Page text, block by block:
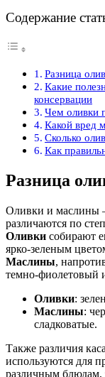
Содержание
Разница
Какие
консервации
Чем оливки
Какой вред
Сколько
Как
Разница
Оливки и маслины
различаются по
Оливки собирают
ярко-зеленым
Маслины,
темно-фиолетовый
Оливки:
Маслины:
сладковатые.
Также различия
используются для
различным блюдам,